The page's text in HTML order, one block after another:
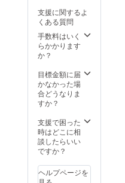
支援に関するよ
くある質問
手数料はいく
らかかります
か？
目標金額に届
かなかった場
合どうなりま
すか？
支援で困った
時はどこに相
談したらいい
ですか？
ヘルプページを